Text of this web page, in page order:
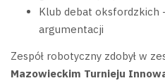
Klub debat oksfordzkich
argumentacji
Zespół robotyczny zdobył w
Mazowieckim Turnieju